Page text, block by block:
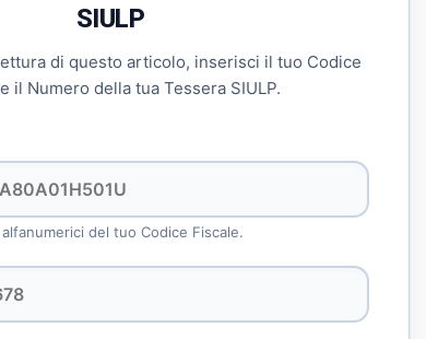
SIULP
di questo articolo, inserisci il tuo Codice
il Numero della tua Tessera SIULP.
del tuo Codice Fiscale.